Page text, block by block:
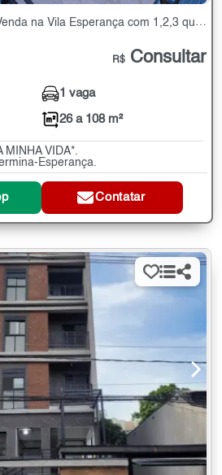
Vila Esperança com 1,2,3 quartos - 26 a 108 m²
R$ Consultar
1 vaga
26 a 108 m²
MINHA VIDA*.
Esperança.
Contatar